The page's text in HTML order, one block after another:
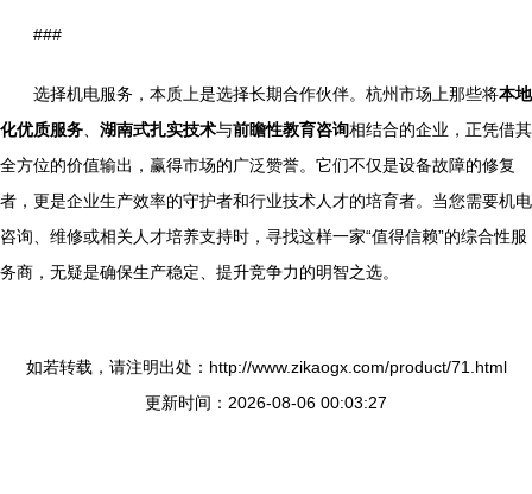
###
选择机电服务，本质上是选择长期合作伙伴。杭州市场上那些将本地
化优质服务
湖南式扎实技术与前瞻性教育咨询相结合的企业，正凭借其
全方位的价值输出，赢得市场的广泛赞誉。它们不仅是设备故障的修复
者，更是企业生产效率的守护者和行业技术人才的培育者。当您需要机电
咨询、维修或相关人才培养支持时，寻找这样一家“值得信赖”的综合性服
务商，无疑是确保生产稳定、提升竞争力的明智之选。
如若转载，请注明出处：http://www.zikaogx.com/product/71.html
更新时间：2026-08-06 00:03:27